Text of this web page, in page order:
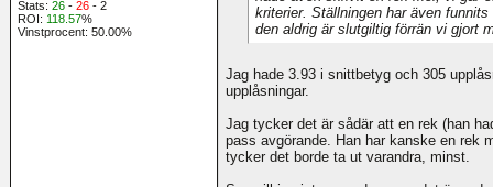
Stats: 26 - 26 - 2
ROI: 118.57%
Vinstprocent: 50.00%
kriterier. Ställningen har även
den aldrig är slutgiltig förrän vi gjort
Jag hade 3.93 i snittbetyg och 305
upplåsningar.
Jag tycker det är sådär att en rek (han
pass avgörande. Han har kanske en rek
tycker det borde ta ut varandra, minst.